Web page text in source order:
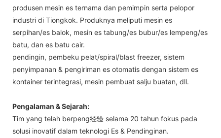
produsen mesin es ternama dan pemimpin serta pelopor
industri di Tiongkok. Produknya meliputi mesin es
serpihan/es balok, mesin es tabung/es bubur/es lempeng/es
batu, dan es batu cair.
pendingin, pembeku pelat/spiral/blast freezer, sistem
penyimpanan & pengiriman es otomatis dengan sistem es
kontainer terintegrasi, mesin pembuat salju buatan, dll.
Pengalaman & Sejarah:
Tim yang telah berpeng经验 selama 20 tahun fokus pada
solusi inovatif dalam teknologi Es & Pendinginan.